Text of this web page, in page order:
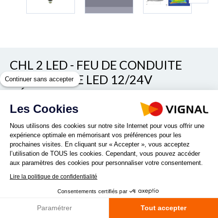
CHL 2 LED - FEU DE CONDUITE
GAUCHE SAE LED 12/24V
DÉGIVRANT
Voir/cacher les autres références
: Angle extra large Performance lumineuse exceptionnelle
Système de dégivrage active et autonome Résistant aux
Continuer sans accepter
Les Cookies
Nous utilisons des cookies sur notre site Internet pour vous offrir une
expérience optimale en mémorisant vos préférences pour les
prochaines visites. En cliquant sur « Accepter », vous acceptez
l’utilisation de TOUS les cookies. Cependant, vous pouvez accéder
aux paramètres des cookies pour personnaliser votre consentement.
Lire la politique de confidentialité
Consentements certifiés par
Paramétrer Tout accepter